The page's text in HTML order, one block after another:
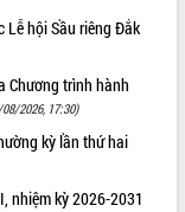
Lễ hội Sầu riêng Đắk
Chương trình hành
2026, 17:30)
kỳ lần thứ hai
nhiệm kỳ 2026-2031